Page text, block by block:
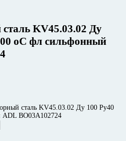
KV45.03.02 Ду
оС фл сильфонный
сталь KV45.03.02 Ду 100 Ру40
BO03A102724